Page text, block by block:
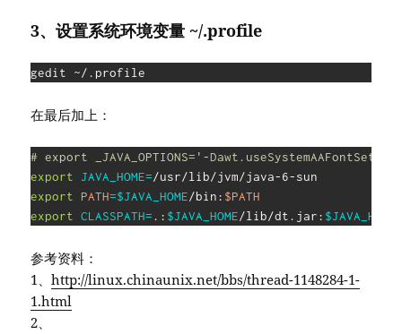
3、设置系统环境变量 ~/.profile
gedit ~/.profile
在最后加上：
# export _JAVA_OPTIONS='-
export
JAVA_HOME=
export
PATH=$JAVA_HOME/bin: $PATH
export CLASSPATH=.: $JAVA_HOME/lib/dt.jar: $JAVA_HOME
参考资料：
1、http://linux.chinaunix.net/bbs/thread-1148284-1-
1.html
2、